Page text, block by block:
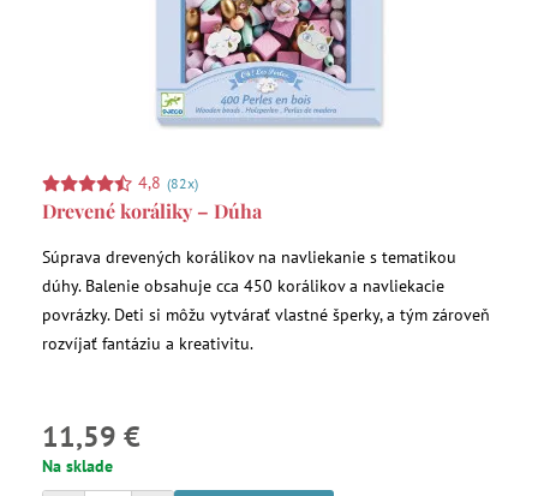
4,8 (82x)
Drevené koráliky – Dúha
Súprava drevených korálikov na navliekanie s tematikou
dúhy. Balenie obsahuje cca 450 korálikov a navliekacie
povrázky. Deti si môžu vytvárať vlastné šperky, a tým zároveň
rozvíjať fantáziu a kreativitu.
11,59 €
Na sklade